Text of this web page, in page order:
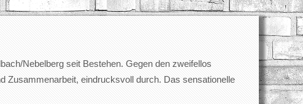
Nebelberg seit Bestehen. Gegen den zweifellos
Zusammenarbeit, eindrucksvoll durch. Das sensationelle